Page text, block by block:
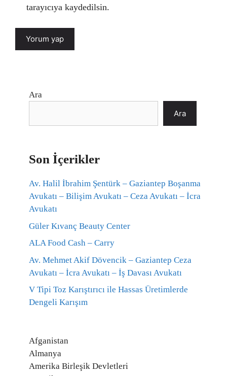
tarayıcıya kaydedilsin.
Ara
Ara
Son İçerikler
Av. Halil İbrahim Şentürk – Gaziantep Boşanma
Avukatı – Bilişim Avukatı – Ceza Avukatı – İcra
Avukatı
Güler Kıvanç Beauty Center
ALA Food Cash – Carry
Av. Mehmet Akif Dövencik – Gaziantep Ceza
Avukatı – İcra Avukatı – İş Davası Avukatı
V Tipi Toz Karıştırıcı ile Hassas Üretimlerde
Dengeli Karışım
Afganistan
Almanya
Amerika Birleşik Devletleri